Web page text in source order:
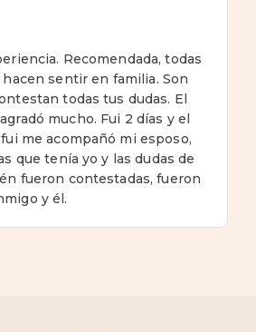
Recomendada, todas
sentir en familia. Son
todas tus dudas. El
mucho. Fui 2 días y el
me acompañó mi esposo,
que tenía yo y las dudas de
fueron contestadas, fueron
y él.